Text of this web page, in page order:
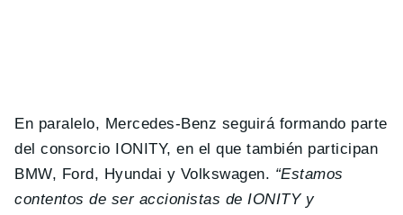
En paralelo, Mercedes-Benz seguirá formando parte
del consorcio IONITY, en el que también participan
BMW, Ford, Hyundai y Volkswagen. “Estamos
contentos de ser accionistas de IONITY y